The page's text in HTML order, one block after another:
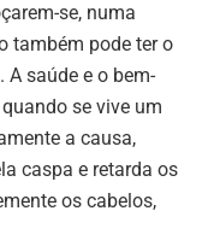
se, numa
também pode ter o
saúde e o bem-
se vive um
a causa,
caspa e retarda os
os cabelos,